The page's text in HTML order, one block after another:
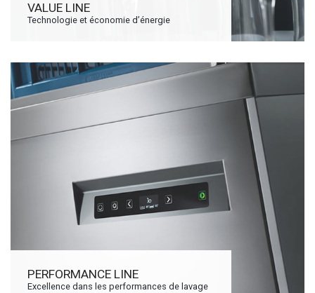
VALUE LINE
Technologie et économie d’énergie
PERFORMANCE LINE
Excellence dans les performances de lavage